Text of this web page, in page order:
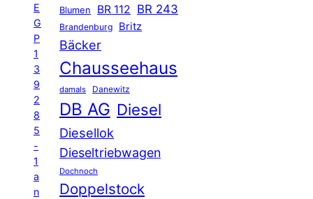
E
G
P
1
3
9
2
8
5
-
1
a
n
Blumen BR 112 BR 243
Brandenburg Britz
Bäcker
Chausseehaus
damals Danewitz
DB AG Diesel
Diesellok
Dieseltriebwagen
Dochnoch
Doppelstock